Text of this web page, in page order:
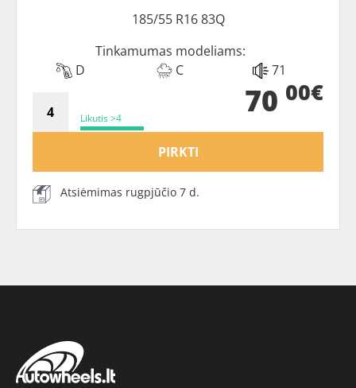
185/55 R16 83Q
Tinkamumas modeliams:
D
C 71
Likutis >4 70 00€
PIRKTI
Atsiėmimas rugpjūčio 7 d.